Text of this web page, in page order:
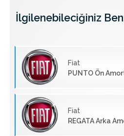
İlgilenebileciğiniz
Fiat
PUNTO Ön
Fiat
REGATA Arka